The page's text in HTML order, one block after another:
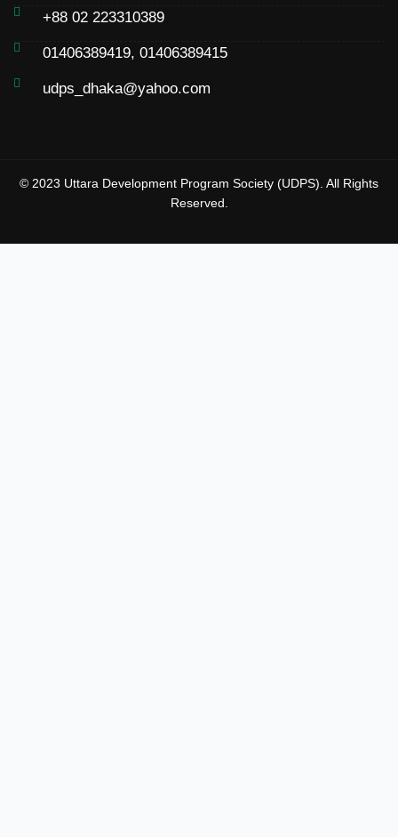
+88 02 223310389
01406389419, 01406389415
udps_dhaka@yahoo.com
© 2023 Uttara Development Program Society (UDPS). All Rights
Reserved.